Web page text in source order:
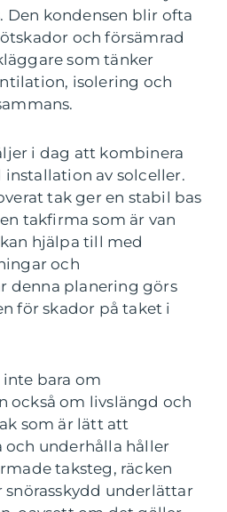
Den kondensen blir ofta
och försämrad
som tänker
isolering och
i dag att kombinera
av solceller.
tak ger en stabil bas
takfirma som är van
hjälpa till med
och
denna planering görs
för skador på taket i
bara om
också om livslängd och
som är lätt att
och underhålla håller
taksteg, räcken
snörasskydd underlättar